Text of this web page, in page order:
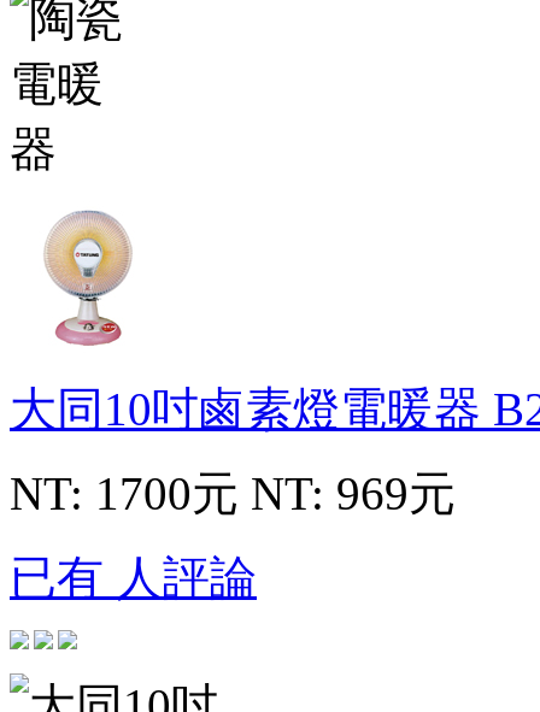
大同10吋鹵素燈電暖器
NT: 1700元 NT: 969元
已有 人評論